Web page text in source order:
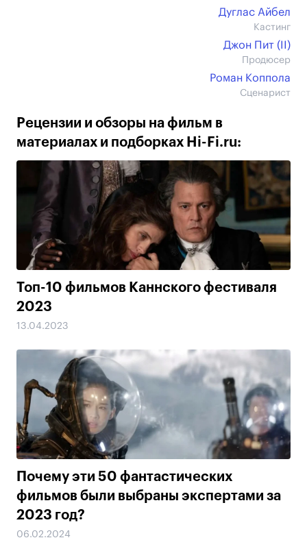
Дуглас Айбел
Кастинг
Джон Пит (II)
Продюсер
Роман Коппола
Сценарист
Рецензии и обзоры на фильм в
материалах и подборках Hi-Fi.ru:
Топ-10 фильмов Каннского фестиваля
2023
13.04.2023
Почему эти 50 фантастических
фильмов были выбраны экспертами за
2023 год?
06.02.2024